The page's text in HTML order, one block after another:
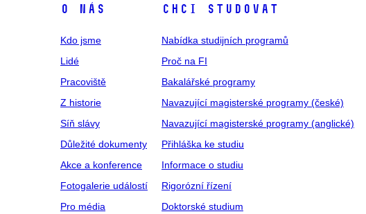
O NÁS
Kdo jsme
Lidé
Pracoviště
Z historie
Síň slávy
Důležité dokumenty
Akce a konference
Fotogalerie událostí
Pro média
CHCI STUDOVAT
Nabídka studijních programů
Proč na FI
Bakalářské programy
Navazující magisterské programy (české)
Navazující magisterské programy (anglické)
Přihláška ke studiu
Informace o studiu
Rigorózní řízení
Doktorské studium